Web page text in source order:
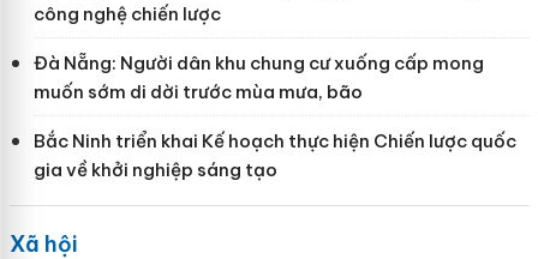
công nghệ chiến lược
Đà Nẵng: Người dân khu chung cư xuống cấp mong
muốn sớm di dời trước mùa mưa, bão
Bắc Ninh triển khai Kế hoạch thực hiện Chiến lược quốc
gia về khởi nghiệp sáng tạo
Xã hội